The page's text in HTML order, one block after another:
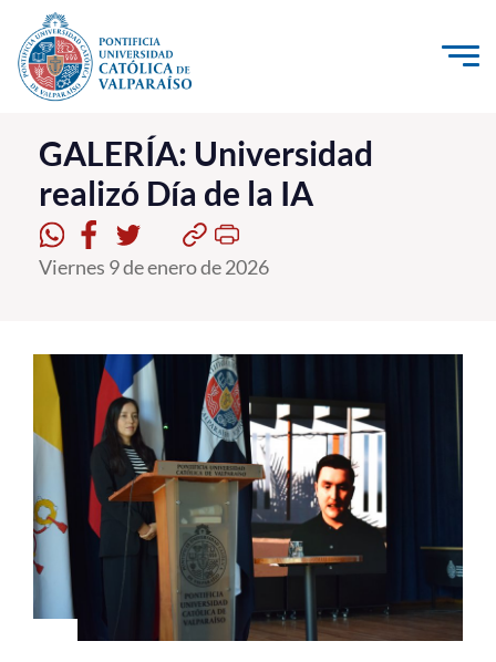
Click acá para ir directamente al contenido
La Universidad
Investigación, Creación e Innovación
PUCV Internacional
Vinculación con el Medio
Admisión
Pregrado
Postgrado
Formación Continua
Estudiantes
Académicos
Funcionarios
GALERÍA: Universidad
realizó Día de la IA
Viernes 9 de enero de 2026